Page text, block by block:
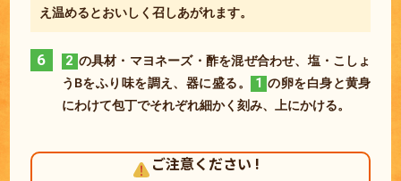
え温めるとおいしく召しあがれます。
6 2 の具材・マヨネーズ・酢を混ぜ合わせ、塩・こしょ
うBをふり味を調え、器に盛る。
1 の卵を白身と黄身
にわけて包丁でそれぞれ細かく刻み、上にかける。
ご注意ください !